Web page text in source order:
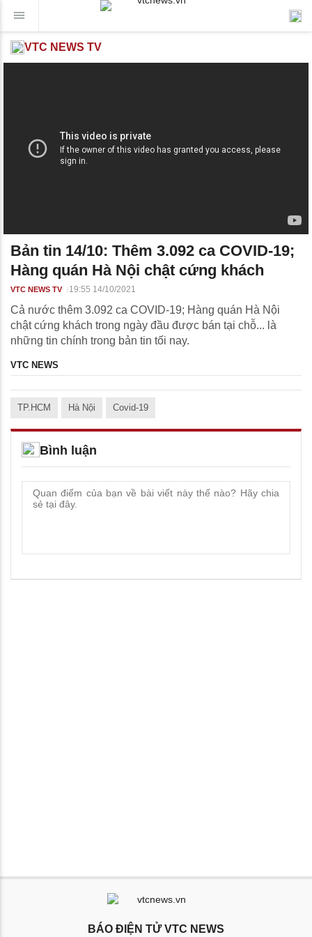
VTC NEWS TV
Bản tin 14/10: Thêm 3.092 ca COVID-19;
Hàng quán Hà Nội chật cứng khách
VTC NEWS TV 19:55 14/10/2021
Cả nước thêm 3.092 ca COVID-19; Hàng quán Hà Nội
chật cứng khách trong ngày đầu được bán tại chỗ... là
những tin chính trong bản tin tối nay.
VTC NEWS
TP.HCM Hà Nội Covid-19
Bình luận
BÁO ĐIỆN TỬ VTC NEWS